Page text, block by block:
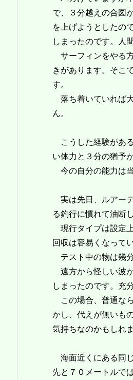
で、３分越えの合図
を上げようとしたの
しまったのです。人
サーフィンをやる
きがあります。そこ
す。
落ち着いていれば
ん。
こうした経験があ
い体力と３分の猶予
今の自分の能力は
実は先日、ルアー
る釣行に慣れて油断
現行タイプは設定
回収は容易くなってい
テスト中の物は幾
遠方から怪しい波
しまったのです。充
この場合、普通な
かし、代えが無いも
気持ちなのかもしれ
海面近くにある同
先と７０メートルで